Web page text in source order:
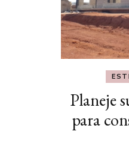
Planeje
para